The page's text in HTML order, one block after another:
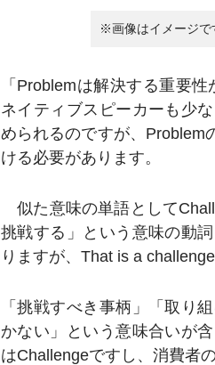
※画像はイメージで
「Problemは解決する重要
ネイティブスピーカーも少
められるのですが、Problem
ける必要があります。
似た意味の単語として
挑戦する」という意味の動
りますが、That is a
「挑戦すべき事柄」「取り
かない」という意味合いが
はChallengeですし、消費者